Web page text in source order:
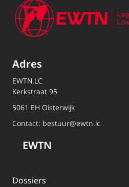
Adres
EWTN.LC
Kerkstraat 95
5061 EH Oisterwijk
Contact: bestuur@ewtn.lc
EWTN
Dossiers